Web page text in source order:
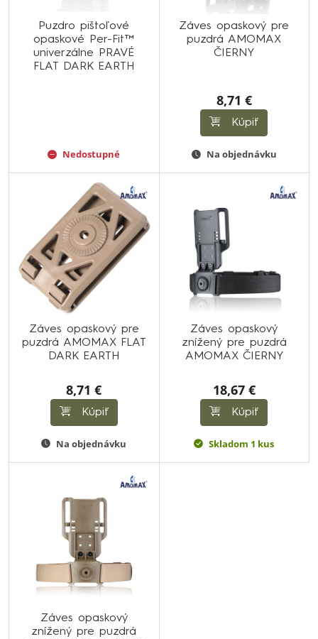
Puzdro pištoľové
opaskové Per-Fit™
univerzálne PRAVÉ
FLAT DARK EARTH
Nedostupné
Záves opaskový pre
puzdrá AMOMAX
ČIERNY
8,71 €
Kúpiť
Na objednávku
Záves opaskový pre
puzdrá AMOMAX FLAT
DARK EARTH
8,71 €
Kúpiť
Na objednávku
Záves opaskový
znížený pre puzdrá
AMOMAX ČIERNY
18,67 €
Kúpiť
Skladom 1 kus
Záves opaskový
znížený pre puzdrá